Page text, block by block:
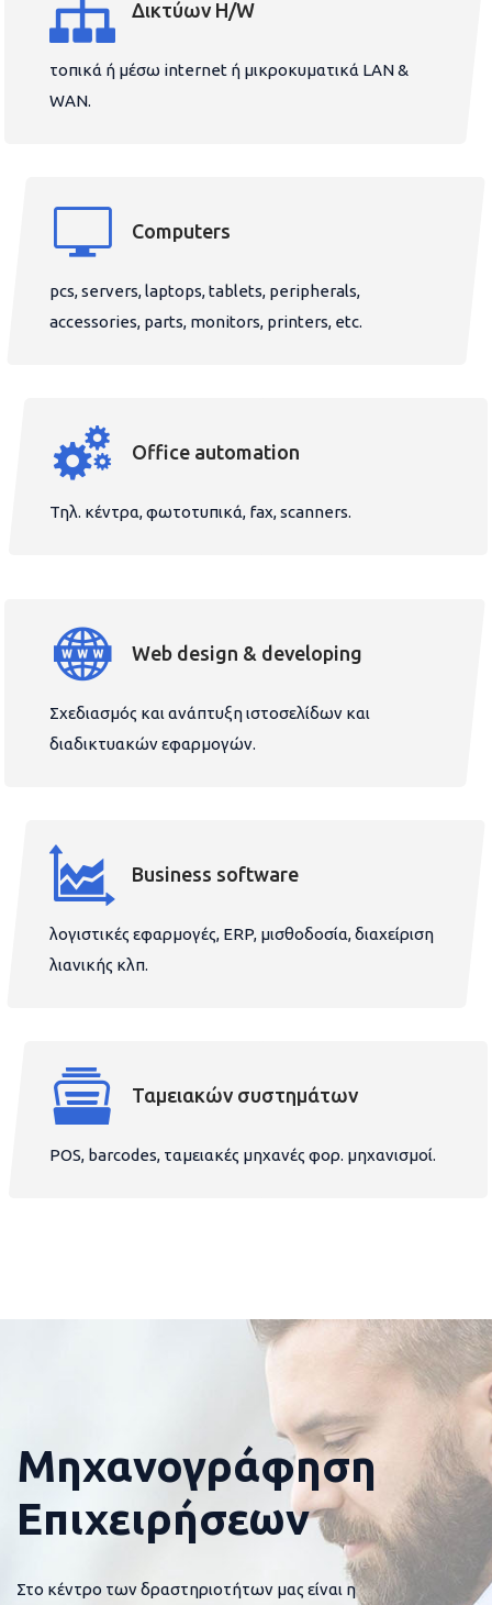
Δικτύων H/W
τοπικά ή μέσω internet ή μικροκυματικά LAN &
WAN.
Computers
pcs, servers, laptops, tablets, peripherals,
accessories, parts, monitors, printers, etc.
Office automation
Τηλ. κέντρα, φωτοτυπικά, fax, scanners.
Web design & developing
Σχεδιασμός και ανάπτυξη ιστοσελίδων και
διαδικτυακών εφαρμογών.
Business software
λογιστικές εφαρμογές, ERP, μισθοδοσία, διαχείριση
λιανικής κλπ.
Ταμειακών συστημάτων
POS, barcodes, ταμειακές μηχανές φορ. μηχανισμοί.
Μηχανογράφηση
Επιχειρήσεων
Στο κέντρο των δραστηριοτήτων μας είναι η